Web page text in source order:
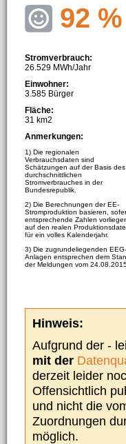
92
Stromverbrauch:
26.529 MWh/Jahr
Einwohner:
3.585 Bürger
Fläche:
31 km2
Anmerkungen:
1) Die regionalen
Verbrauchsdaten sind
Schätzungen auf der Basis des
durchschnittlichen
Stromverbrauches in der
Bundesrepublik.
2) Die Berechnungen der EE-
Stromproduktion basieren,
entsprechende Zahlen
auf den realen
für ein volles Kalenderjahr.
3) Die zugrundeliegenden EEG-
Anlagen entsprechen dem
der Meldungen vom
Hinweis:
Aufgrund der -
mit der
derzeit leider
Offensichtlich
und nicht die
Zuordnungen
möglich.